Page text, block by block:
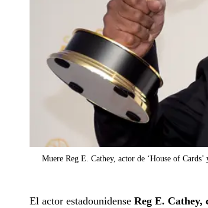
Muere Reg E. Cathey, actor de ‘House of Cards’
El actor estadounidense Reg E.